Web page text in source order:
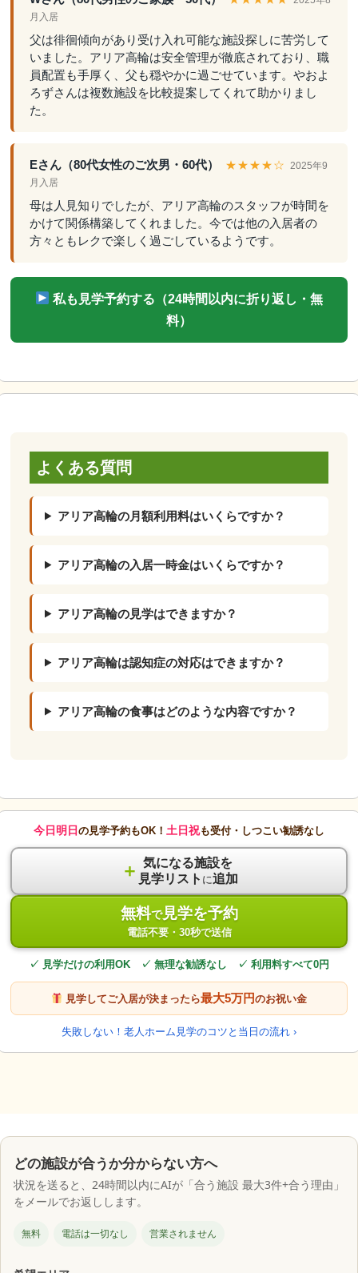
月入居
父は徘徊傾向があり受け入れ可能な施設探しに苦労して
いました。アリア高輪は安全管理が徹底されており、職
員配置も手厚く、父も穏やかに過ごせています。やおよ
ろずさんは複数施設を比較提案してくれて助かりまし
た。
Eさん（80代女性のご次男・60代） ★★★★☆
2025年9
月入居
母は人見知りでしたが、アリア高輪のスタッフが時間を
かけて関係構築してくれました。今では他の入居者の
方々ともレクで楽しく過ごしているようです。
私も見学予約する（24時間以内に折り返し・無
料）
よくある質問
アリア高輪の月額利用料はいくらですか？
アリア高輪の入居一時金はいくらですか？
アリア高輪の見学はできますか？
アリア高輪は認知症の対応はできますか？
アリア高輪の食事はどのような内容ですか？
今日明日の見学予約もOK！ 土日祝も受付・しつこい勧誘なし
＋ 気になる施設を
見学リスト に追加
無料で見学を予約
電話不要・30秒で送信
✓ 見学だけの利用OK ✓ 無理な勧誘なし ✓ 利用料すべて0円
見学してご入居が決まったら最大5万円のお祝い金
失敗しない！老人ホーム見学のコツと当日の流れ ›
どの施設が合うか分からない方へ
状況を送ると、24時間以内にAIが「合う施設 最大3件+合う理由」
をメールでお返しします。
無料 電話は一切なし 営業されません